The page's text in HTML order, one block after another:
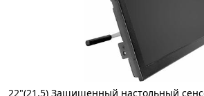
22"(21,5) Защищенный настольный